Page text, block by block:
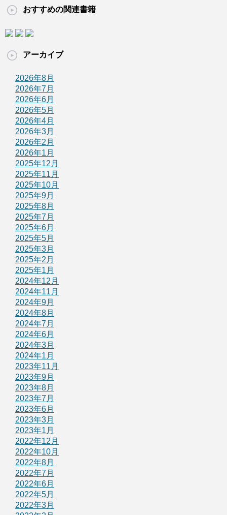
おすすめの関連書籍
アーカイブ
2026年8月
2026年7月
2026年6月
2026年5月
2026年4月
2026年3月
2026年2月
2026年1月
2025年12月
2025年11月
2025年10月
2025年9月
2025年8月
2025年7月
2025年6月
2025年5月
2025年3月
2025年2月
2025年1月
2024年12月
2024年11月
2024年9月
2024年8月
2024年7月
2024年6月
2024年3月
2024年1月
2023年11月
2023年9月
2023年8月
2023年7月
2023年6月
2023年3月
2023年1月
2022年12月
2022年10月
2022年8月
2022年7月
2022年6月
2022年5月
2022年3月